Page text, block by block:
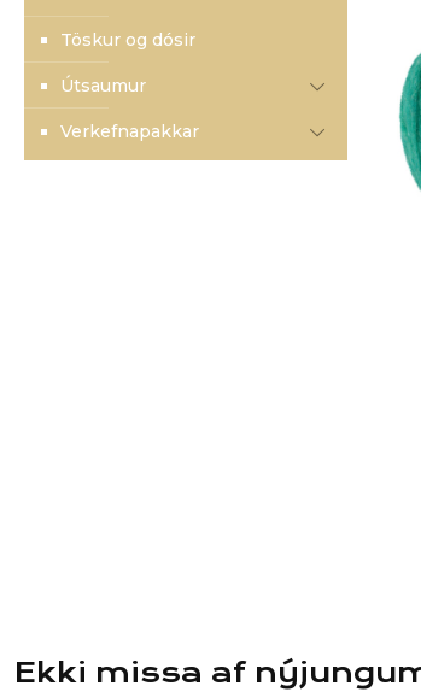
Töskur og dósir
Útsaumur
Verkefnapakkar
Ekki missa af